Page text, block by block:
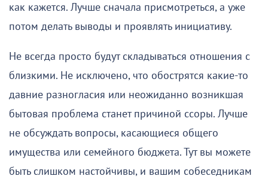
как кажется. Лучше сначала присмотреться, а уже
потом делать выводы и проявлять инициативу.
Не всегда просто будут складываться отношения с
близкими. Не исключено, что обострятся какие-то
давние разногласия или неожиданно возникшая
бытовая проблема станет причиной ссоры. Лучше
не обсуждать вопросы, касающиеся общего
имущества или семейного бюджета. Тут вы можете
быть слишком настойчивы, и вашим собеседникам